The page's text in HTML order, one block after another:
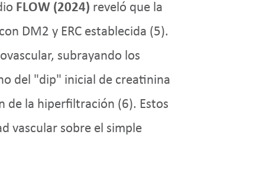
FLOW (2024) reveló que la
DM2 y ERC establecida (5).
subrayando los
del "dip" inicial de creatinina
de la hiperfiltración (6). Estos
vascular sobre el simple